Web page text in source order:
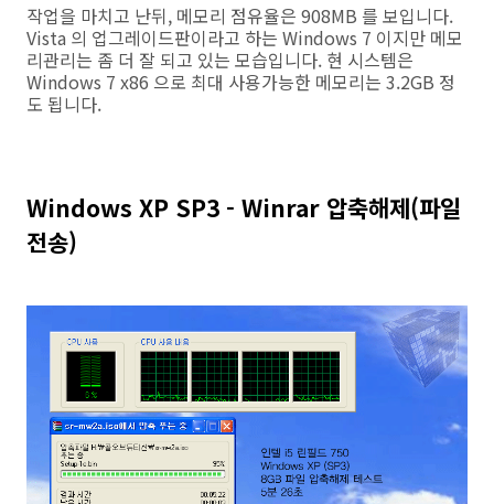
작업을 마치고 난뒤, 메모리 점유율은 908MB 를 보입니다.
Vista 의 업그레이드판이라고 하는 Windows 7 이지만 메모
리관리는 좀 더 잘 되고 있는 모습입니다. 현 시스템은
Windows 7 x86 으로 최대 사용가능한 메모리는 3.2GB 정
도 됩니다.
Windows XP SP3 - Winrar 압축해제(파일
전송)